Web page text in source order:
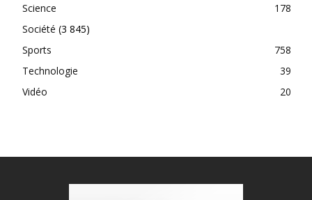
Science
178
Société (3 845)
Sports
758
Technologie
39
Vidéo
20